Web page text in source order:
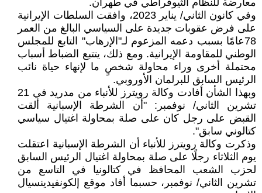
معارضة للنظام الثيوقراطي في طهران.
وفي كانون الثاني/ يناير 2023، وافقت السلطات الإيرانية
على فرض عقوبات جديدة على السياسي البالغ من العمر
78عامًا بسبب دعمه المزعوم لـ"الإرهاب" التابع للمجلس
الوطني للمقاومة الإيرانية. ومع ذلك، يتتبع الضباط أسباب
محتملة أخرى وراء محاولة شخصٍ ما لإنهاء حياة نائب
الرئيس السابق للبرلمان الأوروبي.
وبهذا الشأن أفادت وكالة رويترز للأنباء من مدريد في 21
تشرين الثاني/ نوفمبر: "أن الشرطة الإسبانية ألقت
القبض على رجل كان على صلة بمحاولة اغتيال سياسي
كتالوني سابق".
وذكرت وكالة رويترز للأنباء أن الشرطة الإسبانية اعتقلت
يوم الثلاثاء رجلًا على صلة بمحاولة اغتيال الرئيس السابق
لحزب الشعب المحافظ في كتالونيا في التاسع من
تشرين الثاني/ نوفمبر، حسبما أفاد موقع إلكونفيدينسيال